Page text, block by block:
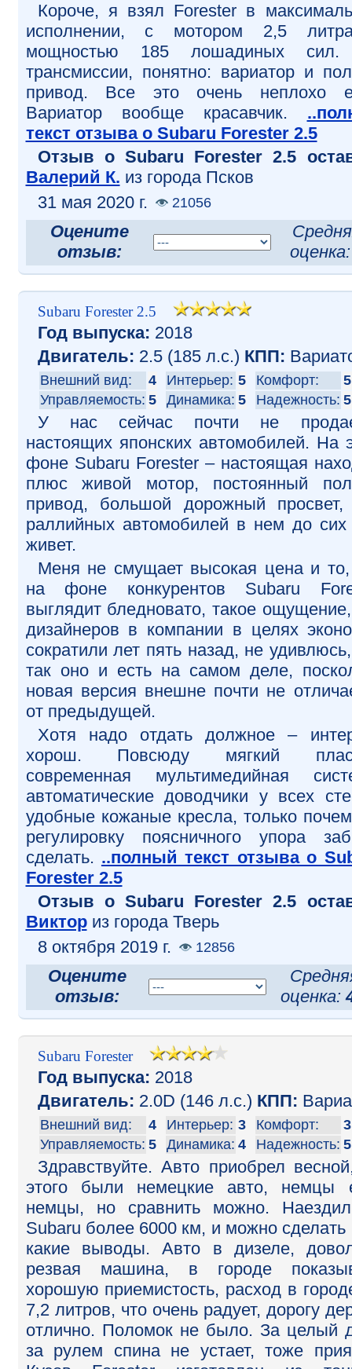
Короче, я взял Forester в
исполнении, с мотором 2,5
мощностью 185 лошадиных
трансмиссии, понятно: вариатор и
привод. Все это очень неплохо
Вариатор вообще красавчик.
текст отзыва о Subaru Forester 2.5
Отзыв o Subaru Forester 2.5
Валерий К. из города Псков
31 мая 2020 г.
21056
Оцените
отзыв:
Subaru Forester 2.5
Год выпуска: 2018
Двигатель: 2.5 (185 л.с.) КПП:
Внешний вид: 4 Интерьер: 5 Комфорт:
5
Управляемость: 5 Динамика: 5 Надежность: 5
У нас сейчас почти не
настоящих японских автомобилей. На
фоне Subaru Forester – настоящая
плюс живой мотор, постоянный
привод, большой дорожный просвет,
раллийных автомобилей в нем до сих
живет.
Меня не смущает высокая цена и то,
на фоне конкурентов Subaru
выглядит бледновато, такое
дизайнеров в компании в целях
сократили лет пять назад, не
так оно и есть на самом деле,
новая версия внешне почти не
от предыдущей.
Хотя надо отдать должное –
хорош. Повсюду мягкий
современная мультимедийная
автоматические доводчики у всех
удобные кожаные кресла, только
регулировку поясничного упора
сделать. ..полный текст отзыва о
Forester 2.5
Отзыв o Subaru Forester 2.5
Викториз города Тверь
8 октября 2019 г.
12856
Оцените
отзыв:
оценка:
Subaru Forester
Год выпуска: 2018
Двигатель: 2.0D (146 л.с.) КПП:
Внешний вид: 4 Интерьер: 3 Комфорт:
3
Управляемость: 5 Динамика: 4 Надежность: 5
Здравствуйте. Авто приобрел
этого были немецкие авто, немцы
немцы, но сравнить можно.
Subaru более 6000 км, и можно сделать
какие выводы. Авто в дизеле,
резвая машина, в городе
хорошую приемистость, расход в
7,2 литров, что очень радует, дорогу
отлично. Поломок не было. За целый
за рулем спина не устает, тоже